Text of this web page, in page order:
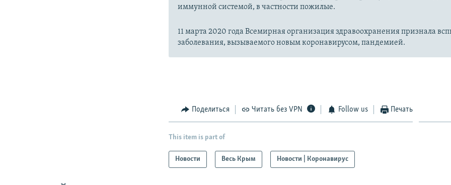
иммунной системой, в частности пожилые.
11 марта 2020 года Всемирная организация здравоохранения признала
заболевания, вызываемого новым коронавирусом, пандемией.
Поделиться Читать без VPN Follow us Печать
This item is part of
Новости Весь Крым Новости | Коронавирус